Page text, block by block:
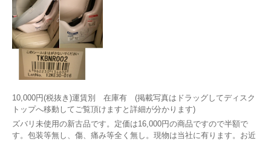
10,000円(税抜き)運賃別 在庫有 (掲載写真はドラッグしてディスク
トップへ移動してご覧頂けますと詳細が分かります)
ズバリ未使用の新古品です。定価は16,000円の商品ですので半額で
す。包装等無し、傷、痛み等全く無し。現物は当社に有ります。お近